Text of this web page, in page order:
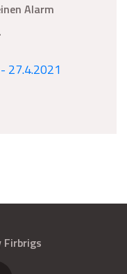
Alarm
Firbrigs